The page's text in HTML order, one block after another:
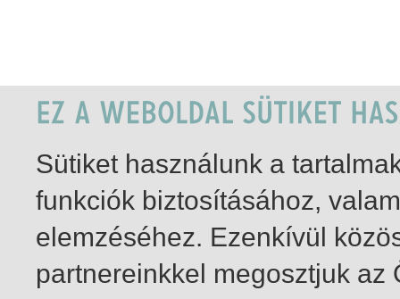
Sütiket használunk a
funkciók biztosításához,
elemzéséhez. Ezenkívül
partnereinkkel megosztjuk